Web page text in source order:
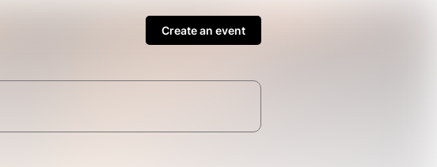
Create an event